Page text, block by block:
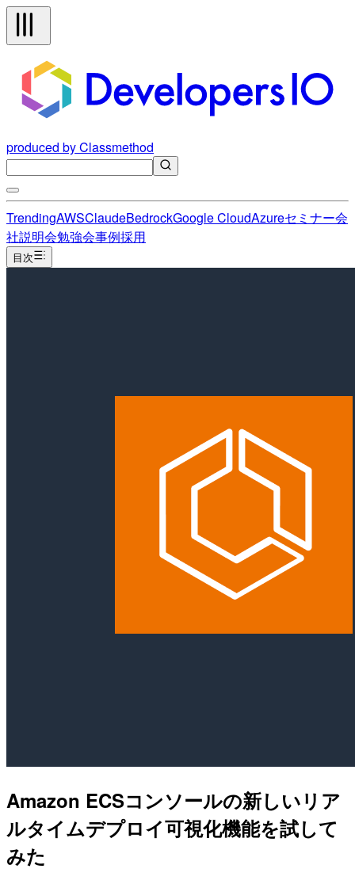
produced by Classmethod
TrendingAWSClaudeBedrockGoogle CloudAzureセミナー会
社説明会勉強会事例採用
目次
Amazon ECSコンソールの新しいリア
ルタイムデプロイ可視化機能を試して
みた